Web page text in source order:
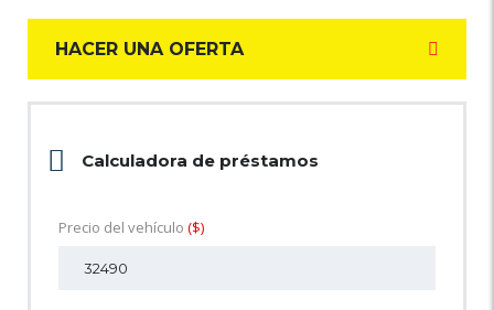
HACER UNA OFERTA
Calculadora de préstamos
Precio del vehículo ($)